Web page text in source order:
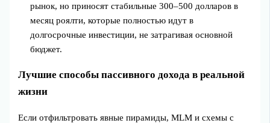
рынок, но приносят стабильные 300–500 долларов в
месяц роялти, которые полностью идут в
долгосрочные инвестиции, не затрагивая основной
бюджет.
Лучшие способы пассивного дохода в реальной
жизни
Если отфильтровать явные пирамиды, MLM и схемы с